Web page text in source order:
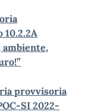
ambiente,
provvisoria
SI 2022-